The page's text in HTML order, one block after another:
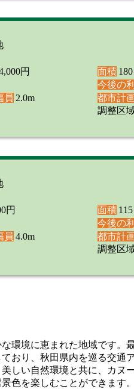
円 面積
今後の
員 2.0m 都市計
調整区
円 面積
今後の
員 4.0m 都市計
調整区
環境に恵まれた地域です。
おり、秋田県内を巡る交
しい自然環境と共に、カ
色を楽しむことができます